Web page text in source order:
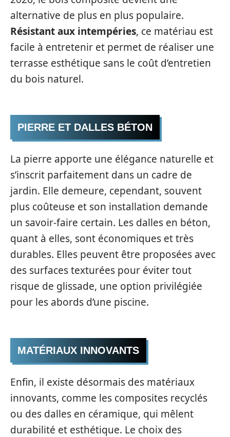
alternative de plus en plus populaire.
Résistant aux intempéries, ce matériau est
facile à entretenir et permet de réaliser une
terrasse esthétique sans le coût d’entretien
du bois naturel.
PIERRE ET DALLES BÉTON
La pierre apporte une élégance naturelle et
s’inscrit parfaitement dans un cadre de
jardin. Elle demeure, cependant, souvent
plus coûteuse et son installation demande
un savoir-faire certain. Les dalles en béton,
quant à elles, sont économiques et très
durables. Elles peuvent être proposées avec
des surfaces texturées pour éviter tout
risque de glissade, une option privilégiée
pour les abords d’une piscine.
MATÉRIAUX INNOVANTS
Enfin, il existe désormais des matériaux
innovants, comme les composites recyclés
ou des dalles en céramique, qui mêlent
durabilité et esthétique. Le choix des